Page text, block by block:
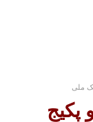
ملی
پکیج